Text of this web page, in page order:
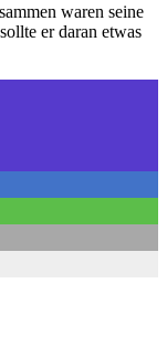
waren seine
er daran etwas